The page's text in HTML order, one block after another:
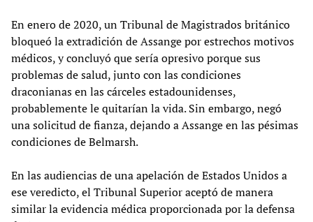
En enero de 2020, un Tribunal de Magistrados británico
bloqueó la extradición de Assange por estrechos motivos
médicos, y concluyó que sería opresivo porque sus
problemas de salud, junto con las condiciones
draconianas en las cárceles estadounidenses,
probablemente le quitarían la vida. Sin embargo, negó
una solicitud de fianza, dejando a Assange en las pésimas
condiciones de Belmarsh.
En las audiencias de una apelación de Estados Unidos a
ese veredicto, el Tribunal Superior aceptó de manera
similar la evidencia médica proporcionada por la defensa